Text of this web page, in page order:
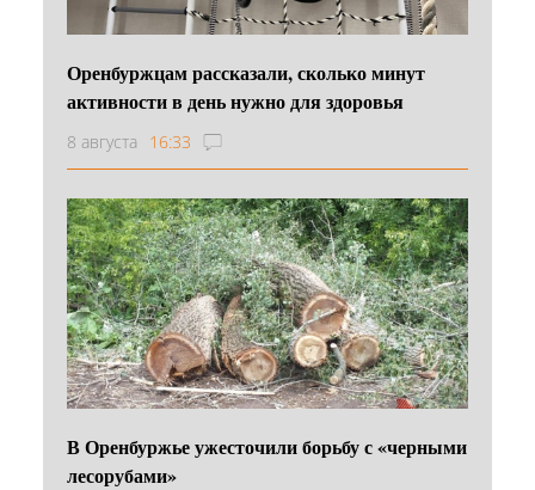
Оренбуржцам рассказали, сколько минут
активности в день нужно для здоровья
8 августа 16:33
В Оренбуржье ужесточили борьбу с «черными
лесорубами»